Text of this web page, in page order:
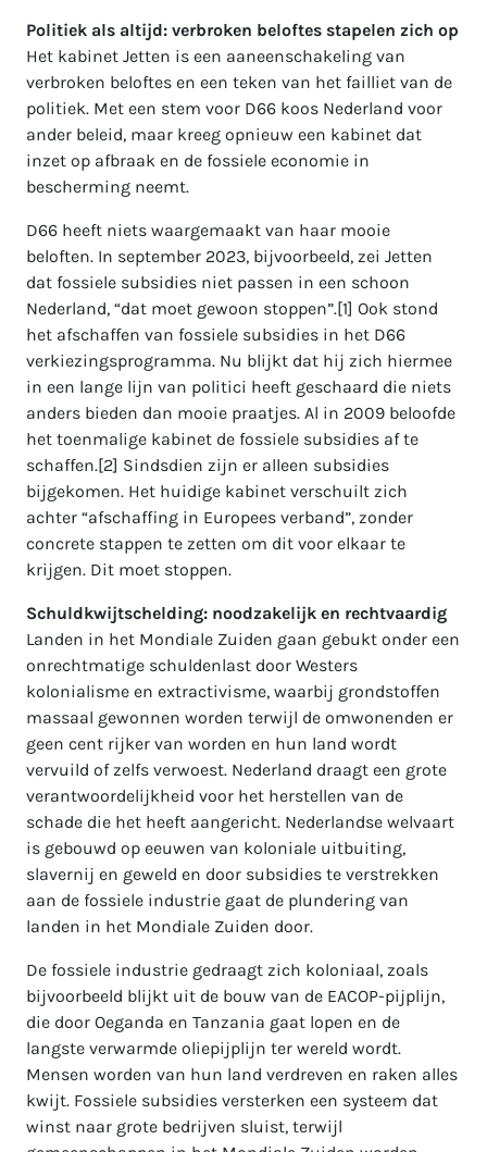
Politiek als altijd: verbroken beloftes stapelen zich op
Het kabinet Jetten is een aaneenschakeling van
verbroken beloftes en een teken van het failliet van de
politiek. Met een stem voor D66 koos Nederland voor
ander beleid, maar kreeg opnieuw een kabinet dat
inzet op afbraak en de fossiele economie in
bescherming neemt.
D66 heeft niets waargemaakt van haar mooie
beloften. In september 2023, bijvoorbeeld, zei Jetten
dat fossiele subsidies niet passen in een schoon
Nederland, “dat moet gewoon stoppen”.[1] Ook stond
het afschaffen van fossiele subsidies in het D66
verkiezingsprogramma. Nu blijkt dat hij zich hiermee
in een lange lijn van politici heeft geschaard die niets
anders bieden dan mooie praatjes. Al in 2009 beloofde
het toenmalige kabinet de fossiele subsidies af te
schaffen.[2] Sindsdien zijn er alleen subsidies
bijgekomen. Het huidige kabinet verschuilt zich
achter “afschaffing in Europees verband”, zonder
concrete stappen te zetten om dit voor elkaar te
krijgen. Dit moet stoppen.
Schuldkwijtschelding: noodzakelijk en rechtvaardig
Landen in het Mondiale Zuiden gaan gebukt onder een
onrechtmatige schuldenlast door Westers
kolonialisme en extractivisme, waarbij grondstoffen
massaal gewonnen worden terwijl de omwonenden er
geen cent rijker van worden en hun land wordt
vervuild of zelfs verwoest. Nederland draagt een grote
verantwoordelijkheid voor het herstellen van de
schade die het heeft aangericht. Nederlandse welvaart
is gebouwd op eeuwen van koloniale uitbuiting,
slavernij en geweld en door subsidies te verstrekken
aan de fossiele industrie gaat de plundering van
landen in het Mondiale Zuiden door.
De fossiele industrie gedraagt zich koloniaal, zoals
bijvoorbeeld blijkt uit de bouw van de EACOP-pijplijn,
die door Oeganda en Tanzania gaat lopen en de
langste verwarmde oliepijplijn ter wereld wordt.
Mensen worden van hun land verdreven en raken alles
kwijt. Fossiele subsidies versterken een systeem dat
winst naar grote bedrijven sluist, terwijl